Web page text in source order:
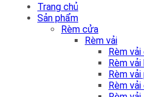
Trang chủ
Sản phẩm
Rèm cửa
Rèm vải
Rèm
Rèm vải
Rèm
Rèm